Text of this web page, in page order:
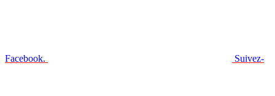
Facebook. Suivez-